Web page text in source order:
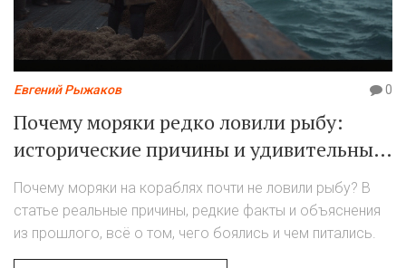
Евгений Рыжаков 0
Почему моряки редко ловили рыбу:
исторические причины и удивительные
факты
Почему моряки на кораблях почти не ловили рыбу? В
статье реальные причины, редкие факты и объяснения
из прошлого, всё о том, чего боялись и чем питались.